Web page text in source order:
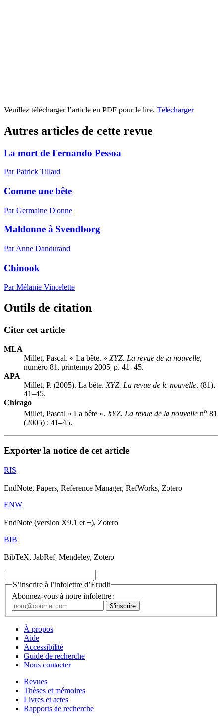
Veuillez télécharger l’article en PDF pour le lire. Télécharger
Autres articles de cette revue
La mort de Fernando Pessoa
Par Patrick Tillard
Comme une bête
Par Germaine Dionne
Maldonne à Svendborg
Par Anne Dandurand
Chinook
Par Mélanie Vincelette
Outils de citation
Citer cet article
MLA
Millet, Pascal. « La bête. » XYZ. La revue de la nouvelle,
numéro 81, printemps 2005, p. 41–45.
APA
Millet, P. (2005). La bête. XYZ. La revue de la nouvelle, (81),
41–45.
Chicago
Millet, Pascal « La bête ».XYZ. La revue de la nouvelle no 81
(2005) : 41–45.
Exporter la notice de cet article
RIS
EndNote, Papers, Reference Manager, RefWorks, Zotero
ENW
EndNote (version X9.1 et +), Zotero
BIB
BibTeX, JabRef, Mendeley, Zotero
S’inscrire à l’infolettre d’Érudit
Abonnez-vous à notre infolettre :
À propos
Aide
Accessibilité
Guide de recherche
Nous contacter
Revues
Thèses et mémoires
Livres et actes
Rapports de recherche